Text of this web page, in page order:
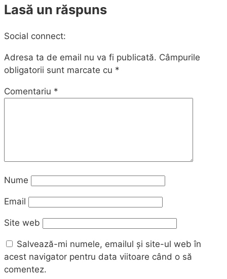
Lasă un răspuns
Social connect:
Adresa ta de email nu va fi publicată. Câmpurile
obligatorii sunt marcate cu *
Comentariu *
Nume
Email
Site web
Salvează-mi numele, emailul și site-ul web în
acest navigator pentru data viitoare când o să
comentez.